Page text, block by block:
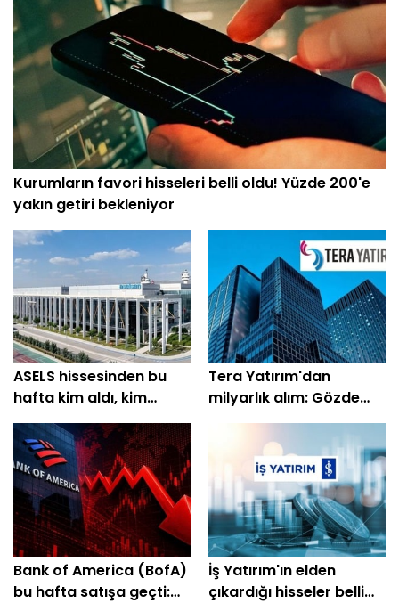
Kurumların favori hisseleri belli oldu! Yüzde 200'e
yakın getiri bekleniyor
ASELS hissesinden bu
hafta kim aldı, kim
sattı?
Tera Yatırım'dan
milyarlık alım: Gözde
hisseleri belli oldu
Bank of America (BofA)
bu hafta satışa geçti:
İş Yatırım'ın elden
çıkardığı hisseler belli